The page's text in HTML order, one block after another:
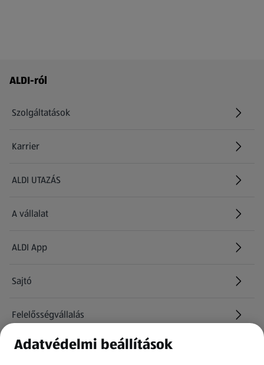
Láblécmenü - további linkek
ALDI-ról
Szolgáltatások
Karrier
(új oldalon nyílik meg)
ALDI UTAZÁS
(új oldalon nyílik meg)
A vállalat
ALDI App
Sajtó
Felelősségvállalás
Információk
Adatvédelmi beállítások